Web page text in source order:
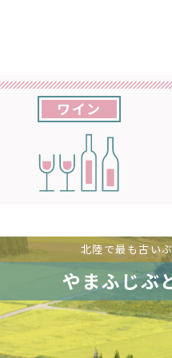
ワイン
北陸で最も古い
やまふじぶ